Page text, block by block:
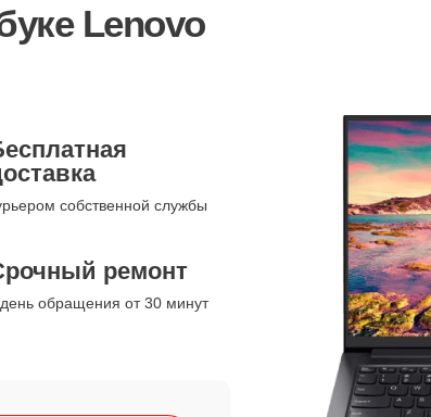
Lenovo
собственной службы
ремонт
обращения от 30 минут